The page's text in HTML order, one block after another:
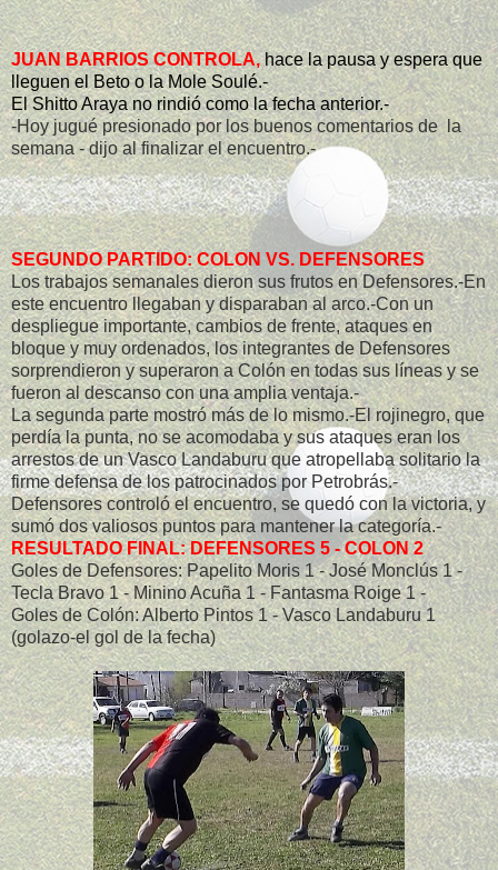
JUAN BARRIOS CONTROLA,hace la pausa y espera que
lleguen el Beto o la Mole Soulé.-
El Shitto Araya no rindió como la fecha anterior.-
-Hoy jugué presionado por los buenos comentarios de la
semana - dijo al finalizar el encuentro.-
SEGUNDO PARTIDO: COLON VS. DEFENSORES
Los trabajos semanales dieron sus frutos en Defensores.-En
este encuentro llegaban y disparaban al arco.-Con un
despliegue importante, cambios de frente, ataques en
bloque y muy ordenados, los integrantes de Defensores
sorprendieron y superaron a Colón en todas sus líneas y se
fueron al descanso con una amplia ventaja.-
La segunda parte mostró más de lo mismo.-El rojinegro, que
perdía la punta, no se acomodaba y sus ataques eran los
arrestos de un Vasco Landaburu que atropellaba solitario la
firme defensa de los patrocinados por Petrobrás.-
Defensores controló el encuentro, se quedó con la victoria, y
sumó dos valiosos puntos para mantener la categoría.-
RESULTADO FINAL: DEFENSORES 5 - COLON 2
Goles de Defensores: Papelito Moris 1 - José Monclús 1 -
Tecla Bravo 1 - Minino Acuña 1 - Fantasma Roige 1 -
Goles de Colón: Alberto Pintos 1 - Vasco Landaburu 1
(golazo-el gol de la fecha)